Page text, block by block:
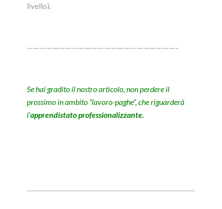
livello).
———————————————————————–
Se hai gradito il nostro articolo, non perdere il
prossimo in ambito “lavoro-paghe”, che riguarderà
l’apprendistato professionalizzante.